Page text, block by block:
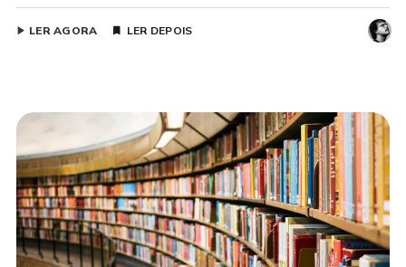
LER AGORA LER DEPOIS